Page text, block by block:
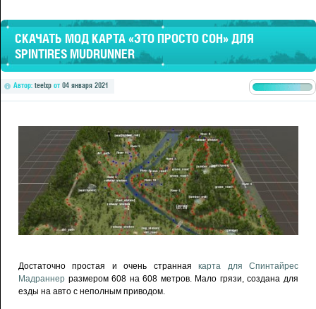
СКАЧАТЬ МОД КАРТА «ЭТО ПРОСТО СОН» ДЛЯ
SPINTIRES MUDRUNNER
Автор: teelxp от 04 января 2021
Достаточно простая и очень страннаякарта для Спинтайрес
Мадраннер размером 608 на 608 метров. Мало грязи, создана для
езды на авто с неполным приводом.